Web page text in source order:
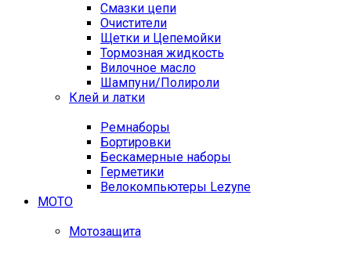
Смазки цепи
Очистители
Щетки и Цепемойки
Тормозная жидкость
Вилочное масло
Шампуни/Полироли
Клей и латки
Ремнаборы
Бортировки
Бескамерные наборы
Герметики
Велокомпьютеры Lezyne
МОТО
Мотозащита